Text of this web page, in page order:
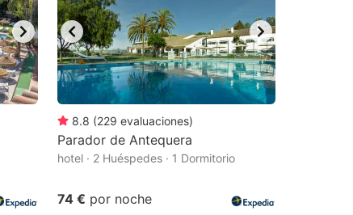
8.8 (229 evaluaciones)
Parador de Antequera
hotel · 2 Huéspedes · 1 Dormitorio
74 € por noche